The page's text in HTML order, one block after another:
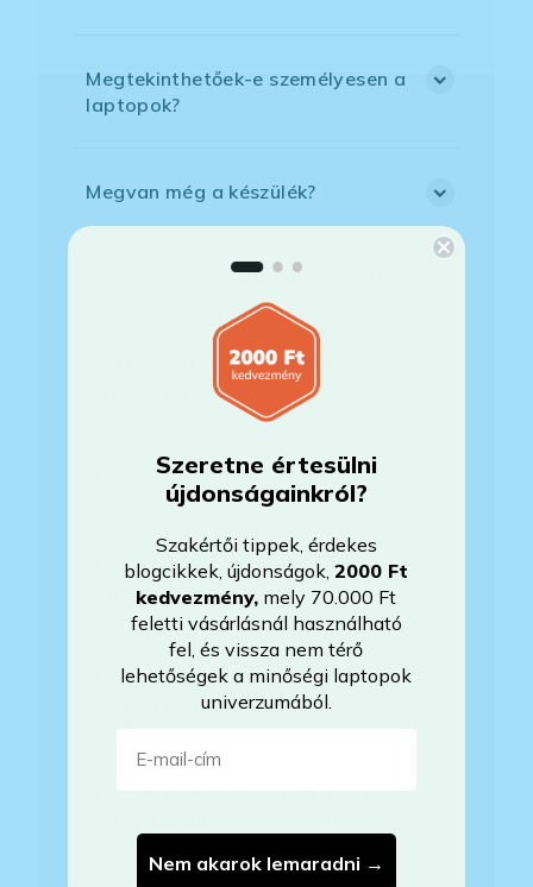
Megtekinthetőek-e személyesen a
laptopok?
Megvan még a készülék?
Mennyit használták a laptopot?
Az Önök által értékesített gépek
Mire vonatkozik a garancia?
Milyen akkumulátorállapotra
számíthatok?
Mikor lesz készleten a laptop, ha
jelenleg nem elérhető?
Mikor vehetem át a rendelésem, ha
Szeretne értesülni
újdonságainkról?
Szakértői tippek, érdekes
blogcikkek, újdonságok,2000 Ft
kedvezmény, mely 70.000 Ft
feletti vásárlásnál használható
fel, és vissza nem térő
lehetőségek a minőségi laptopok
univerzumából.
Nem akarok lemaradni →